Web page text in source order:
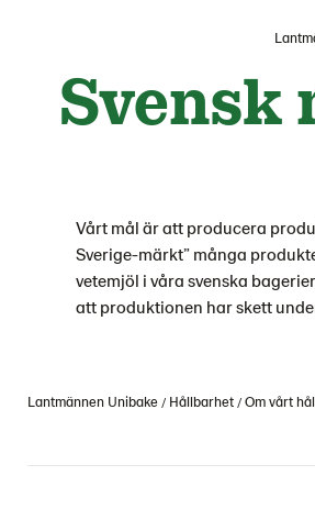
Svensk
Vårt mål är att producera
Sverige-märkt” många
vetemjöl i våra svenska
att produktionen har skett
Lantmännen Unibake Hållbarhet Om vårt